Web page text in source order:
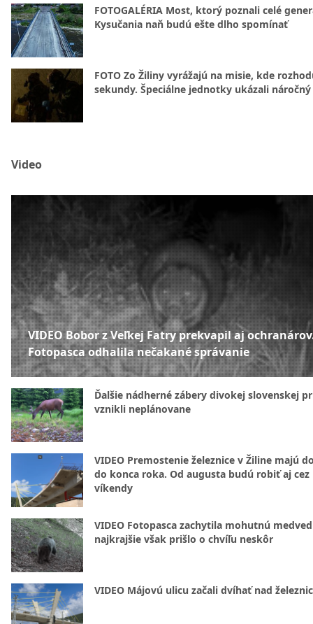
FOTOGALÉRIA Most, ktorý poznali celé
Kysučania naň budú ešte dlho spomínať
FOTO Zo Žiliny vyrážajú na misie, kde
sekundy. Špeciálne jednotky ukázali
Video
VIDEO Bobor z Veľkej Fatry prekvapil aj
Fotopasca odhalila nečakané správanie
Ďalšie nádherné zábery divokej slovenskej
vznikli neplánovane
VIDEO Premostenie železnice v Žiline majú
do konca roka. Od augusta budú robiť aj cez
víkendy
VIDEO Fotopasca zachytila mohutnú
najkrajšie však prišlo o chvíľu neskôr
VIDEO Májovú ulicu začali dvíhať nad